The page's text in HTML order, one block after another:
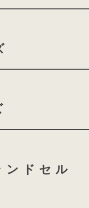
半かぶせ
つむもの
ンドセル